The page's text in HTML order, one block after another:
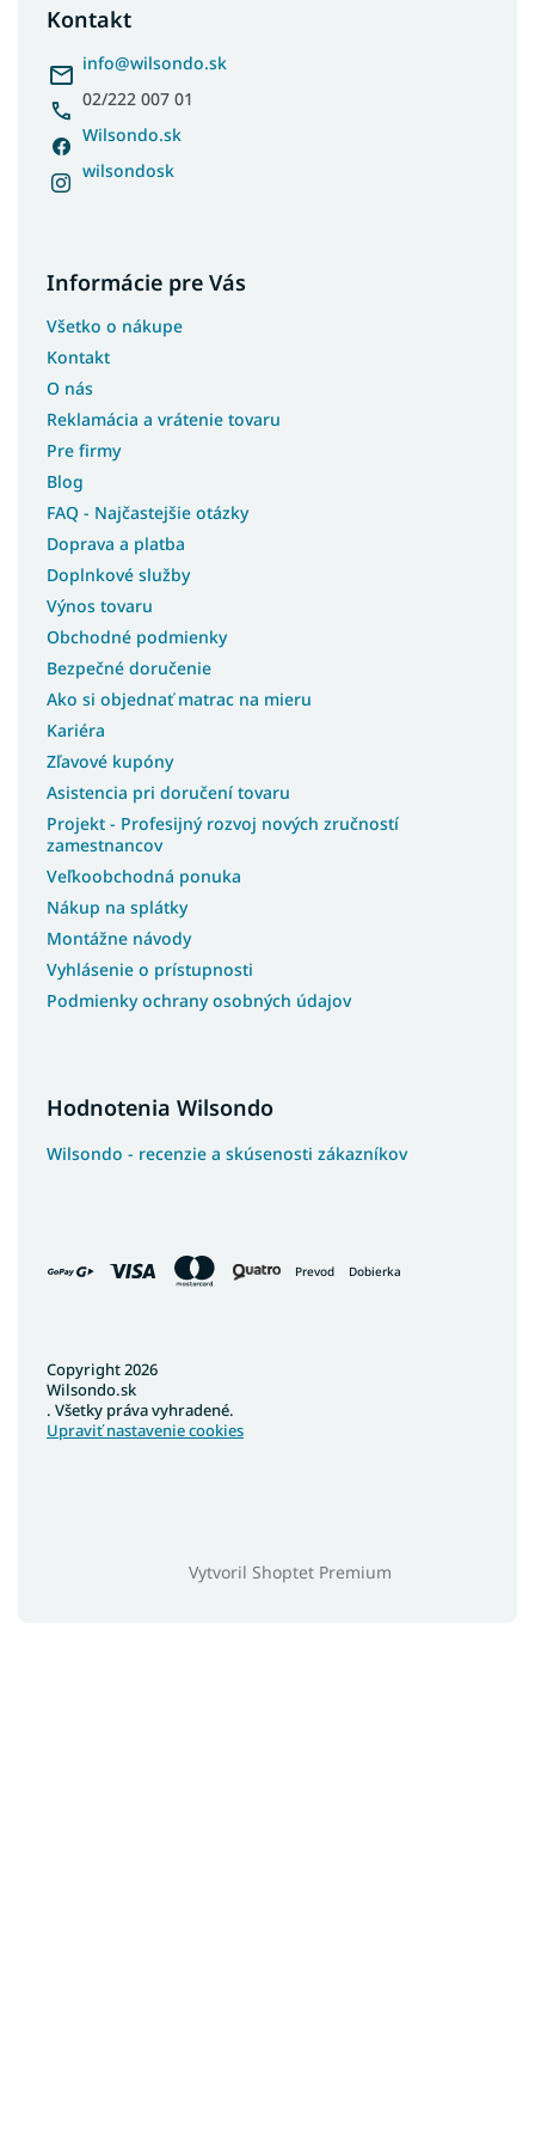
Kontakt
info@wilsondo.sk
02/222 007 01
Wilsondo.sk
wilsondosk
Informácie pre Vás
Všetko o nákupe
Kontakt
O nás
Reklamácia a vrátenie tovaru
Pre firmy
Blog
FAQ - Najčastejšie otázky
Doprava a platba
Doplnkové služby
Výnos tovaru
Obchodné podmienky
Bezpečné doručenie
Ako si objednať matrac na mieru
Kariéra
Zľavové kupóny
Asistencia pri doručení tovaru
Projekt - Profesijný rozvoj nových zručností
zamestnancov
Veľkoobchodná ponuka
Nákup na splátky
Montážne návody
Vyhlásenie o prístupnosti
Podmienky ochrany osobných údajov
Hodnotenia Wilsondo
Wilsondo - recenzie a skúsenosti zákazníkov
Prevod Dobierka
Vytvoril Shoptet Premium
Copyright 2026
Wilsondo.sk
. Všetky práva vyhradené.
Upraviť nastavenie cookies